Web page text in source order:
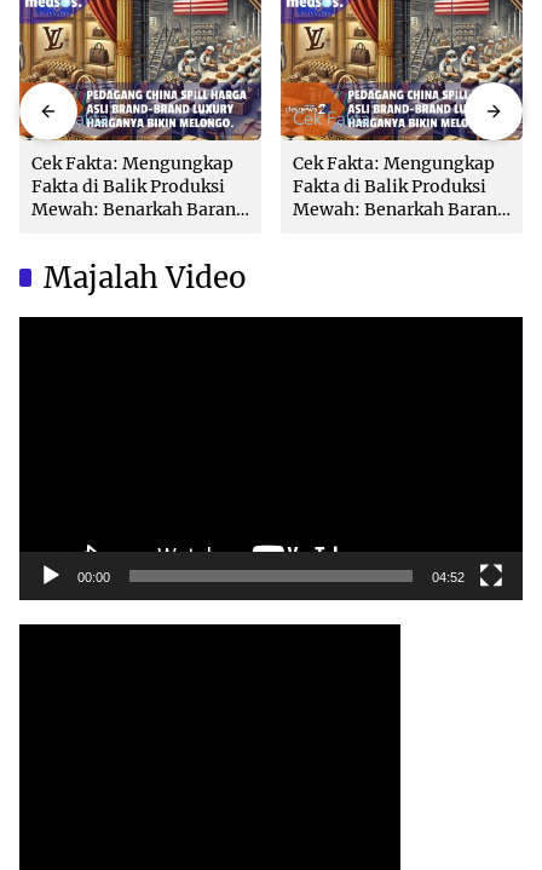
Cek Fakta
Cek Fakta: Mengungkap
Fakta di Balik Produksi
Mewah: Benarkah Barang
Cek Fakta
Cek Fakta: Mengungkap
Fakta di Balik Produksi
Mewah: Benarkah Barang
Majalah Video
00:00 04:52